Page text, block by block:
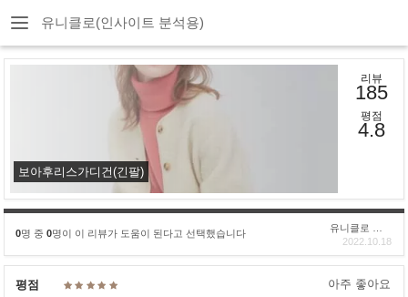
유니클로(인사이트 분석용)
보아후리스가디건(긴팔)
리뷰
185
평점
4.8
0명 중 0명이 이 리뷰가 도움이 된다고 선택했습니다
2022.10.18
평점 아주 좋아요